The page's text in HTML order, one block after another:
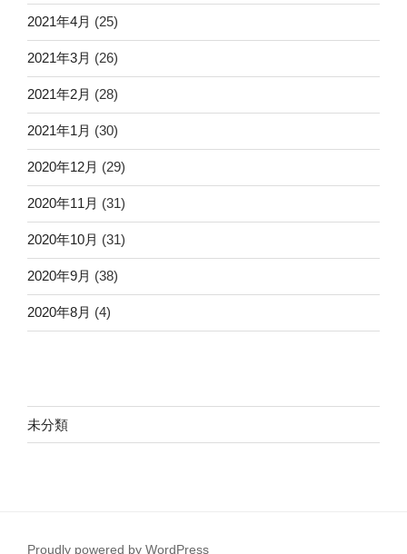
2021年4月 (25)
2021年3月 (26)
2021年2月 (28)
2021年1月 (30)
2020年12月 (29)
2020年11月 (31)
2020年10月 (31)
2020年9月 (38)
2020年8月 (4)
未分類
Proudly powered by WordPress